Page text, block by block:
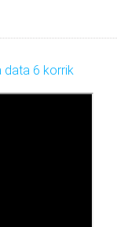
data 6 korrik